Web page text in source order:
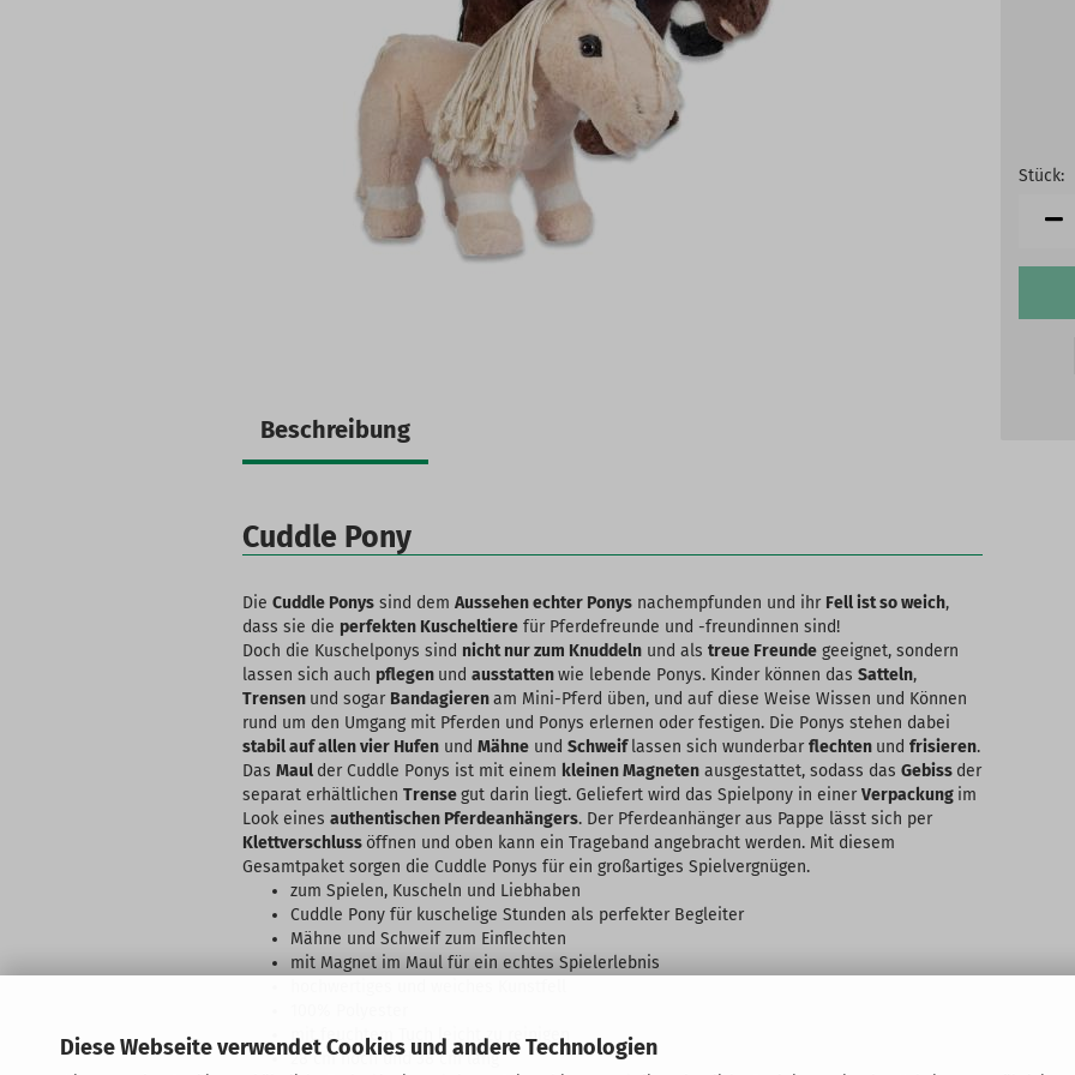
Diese Webseite verwendet Cookies und andere Technologien
Stück:
Stück
Beschreibung
Cuddle Pony
Die Cuddle Ponys sind dem Aussehen echter Ponys nachempfunden und ihr Fell ist so weich,
dass sie die perfekten Kuscheltiere für Pferdefreunde und -freundinnen sind!
Doch die Kuschelponys sind nicht nur zum Knuddeln und als treue Freunde geeignet, sondern
lassen sich auch pflegen und ausstattenwie lebende Ponys. Kinder können das Satteln,
Trensen und sogar Bandagierenam Mini-Pferd üben, und auf diese Weise Wissen und Können
rund um den Umgang mit Pferden und Ponys erlernen oder festigen. Die Ponys stehen dabei
stabil auf allen vier Hufen und Mähne und Schweiflassen sich wunderbarflechten und frisieren.
Das Maul der Cuddle Ponys ist mit einem kleinen Magneten ausgestattet, sodass das Gebiss der
separat erhältlichen Trensegut darin liegt. Geliefert wird das Spielpony in einerVerpackung im
Look eines authentischen Pferdeanhängers. Der Pferdeanhänger aus Pappe lässt sich per
Klettverschlussöffnen und oben kann ein Trageband angebracht werden. Mit diesem
Gesamtpaket sorgen die Cuddle Ponys für ein großartiges Spielvergnügen.
zum Spielen, Kuscheln und Liebhaben
Cuddle Pony für kuschelige Stunden als perfekter Begleiter
Mähne und Schweif zum Einflechten
mit Magnet im Maul für ein echtes Spielerlebnis
mit feuchtem Tuch leicht zu reinigen
28 cm hoch und 38 cm lang